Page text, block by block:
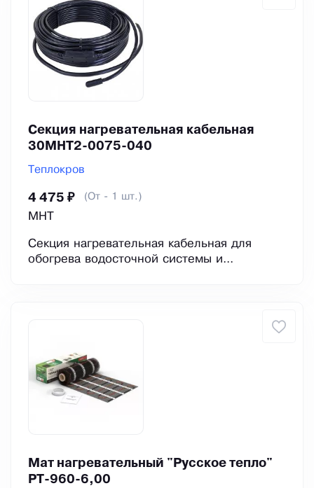
Секция нагревательная кабельная
30МНТ2-0075-040
Теплокров
4 475 ₽ (От - 1 шт.)
МНТ
Секция нагревательная кабельная для
обогрева водосточной системы и...
Мат нагревательный "Русское тепло"
РТ-960-6,00